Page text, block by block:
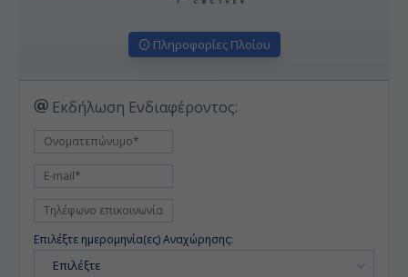
Πληροφορίες Πλοίου
Εκδήλωση Ενδιαφέροντος:
Επιλέξτε ημερομηνία(ες) Αναχώρησης:
Επιλέξτε